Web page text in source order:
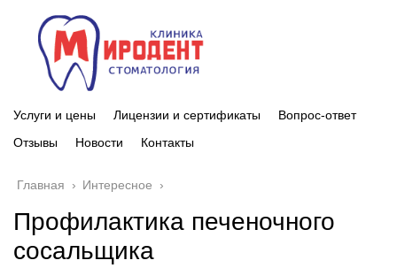
Услуги и цены Лицензии и сертификаты
Вопрос-ответ
Отзывы
Новости Контакты
Главная › Интересное ›
Профилактика печеночного
сосальщика